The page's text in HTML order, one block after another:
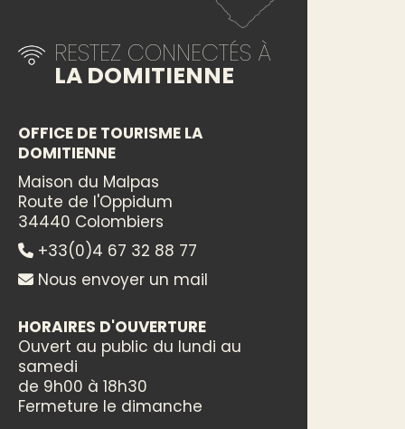
RESTEZ CONNECTÉS À
LA DOMITIENNE
OFFICE DE TOURISME LA
DOMITIENNE
Maison du Malpas
Route de l'Oppidum
34440 Colombiers
+33(0)4 67 32 88 77
Nous envoyer un mail
HORAIRES D'OUVERTURE
Ouvert au public du lundi au
samedi
de 9h00 à 18h30
Fermeture le dimanche